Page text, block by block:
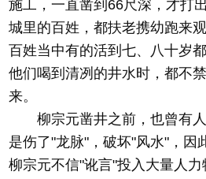
施工，一直凿到66尺深，才打
城里的百姓，都扶老携幼跑来
百姓当中有的活到七、八十岁
他们喝到清冽的井水时，都不
来。
柳宗元凿井之前，也曾有人
是伤了"龙脉"，破坏"风水"，因
柳宗元不信"讹言"投入大量人